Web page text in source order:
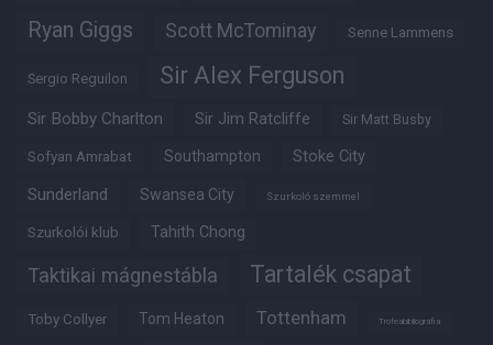
Ryan Giggs Scott McTominay Senne Lammens
Sergio Reguilon Sir Alex Ferguson
Sir Bobby Charlton Sir Jim Ratcliffe Sir Matt Busby
Sofyan Amrabat Southampton Stoke City
Sunderland Swansea City Szurkoló szemmel
Szurkolói klub Tahith Chong
Taktikai mágnestábla Tartalék csapat
Toby Collyer Tom Heaton Tottenham Trófeabibliográfia